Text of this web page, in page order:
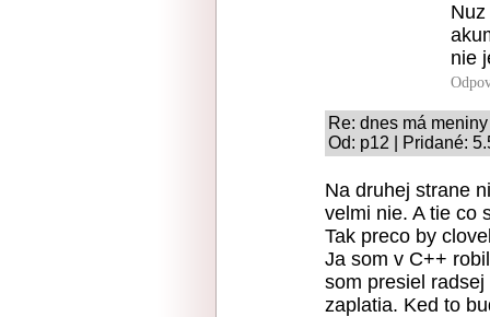
nie
Re: dnes má
Od: p12 | Pridané:
Na druhej strane
velmi nie. A tie co
Tak preco by
Ja som v C++
som presiel
zaplatia. Ked to